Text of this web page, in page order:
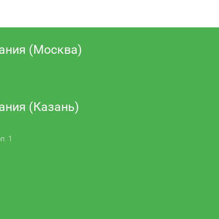
(Москва)
(Казань)
1